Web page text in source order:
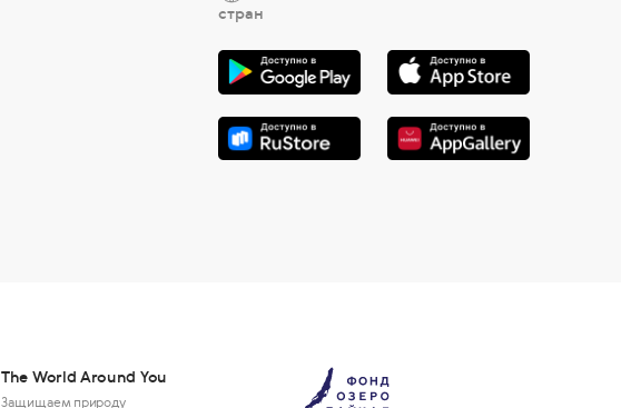
стран
The World Around You
Защищаем природу